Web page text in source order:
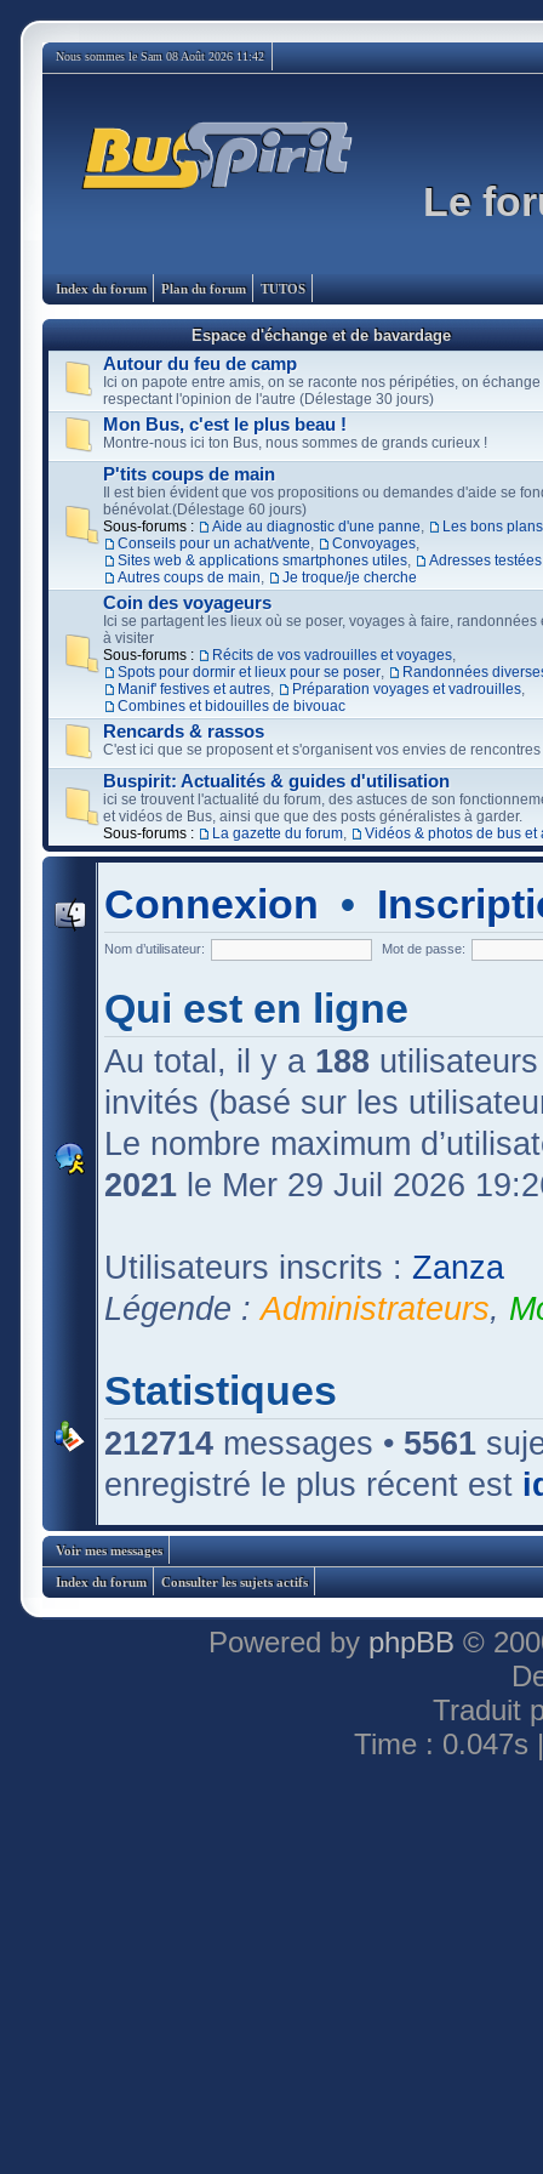
Nous sommes le Sam 08 Août 2026 11:42
Le
Index du forum Plan du forum TUTOS
Espace d'échange et de bavardage
Autour du feu de camp
Ici on papote entre amis, on se raconte nos péripéties, on
respectant l'opinion de l'autre (Délestage 30 jours)
Mon Bus, c'est le plus beau !
Montre-nous ici ton Bus, nous sommes de grands curieux !
P'tits coups de main
Il est bien évident que vos propositions ou demandes d'aide se
bénévolat.(Délestage 60 jours)
Sous-forums :
Aide au diagnostic d'une panne,
Les bons
Conseils pour un achat/vente, Convoyages,
Sites web & applications smartphones utiles, Adresses testées
Autres coups de main, Je troque/je cherche
Coin des voyageurs
Ici se partagent les lieux où se poser, voyages à faire, randonnées
à visiter
Sous-forums :
Récits de vos vadrouilles et voyages,
Spots pour dormir et lieux pour se poser,
Randonnées
Manif' festives et autres, Préparation voyages et vadrouilles,
Combines et bidouilles de bivouac
Rencards & rassos
C'est ici que se proposent et s'organisent vos envies de rencontres
Buspirit: Actualités & guides d'utilisation
ici se trouvent l'actualité du forum, des astuces de son
et vidéos de Bus, ainsi que que des posts généralistes à garder.
Sous-forums :
La gazette du forum, Vidéos & photos de bus et
Connexion •
Nom d’utilisateur: Mot de passe:
Qui est en ligne
Au total, il y a 188
invités (basé sur les
Le nombre maximum
2021 le Mer 29 Juil 2026
Utilisateurs inscrits : Zanza
Légende :Administrateurs,
Statistiques
212714 messages • 5561
enregistré le plus récent est
Voir mes messages
Index du forum Consulter les sujets actifs
Powered by phpBB ©
Traduit
Time : 0.047s